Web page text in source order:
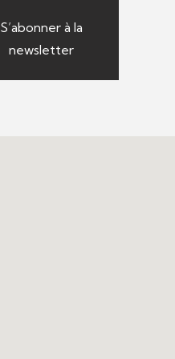
S’abonner à la
newsletter